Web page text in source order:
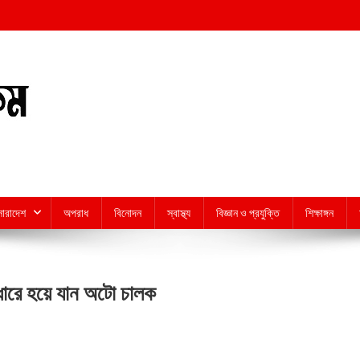
অপরাধ বিনোদন স্বাস্থ্য বিজ্ঞান ও প্রযুক্তি শিক্ষাঙ্গন
হয়ে যান অটো চালক